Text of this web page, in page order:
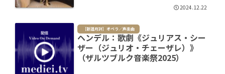
2024.12.22
［新譜月評］オペラ／声楽曲
ヘンデル：歌劇《ジュリアス・シー
ザー（ジュリオ・チェーザレ）》
（ザルツブルク音楽祭2025）